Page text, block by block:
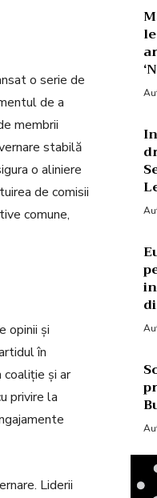
o serie de
de a
membrii
stabilă
o aliniere
de comisii
comune,
opinii și
în
coaliție și ar
privire la
Liderii